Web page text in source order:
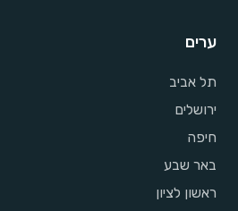
ערים
תל אביב
ירושלים
חיפה
באר שבע
ראשון לציון